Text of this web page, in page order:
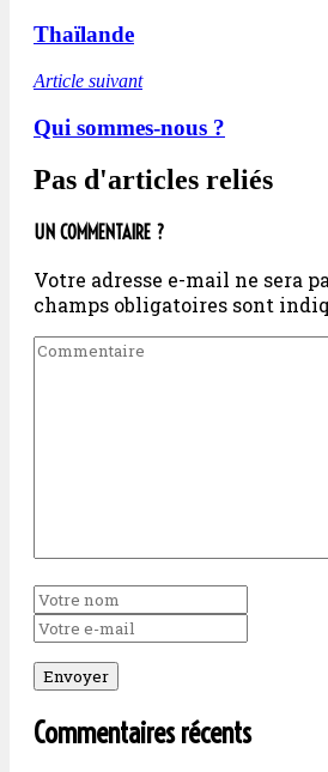
Thaïlande
Article suivant
Qui sommes-nous ?
Pas d'articles reliés
UN COMMENTAIRE ?
Votre adresse e-mail ne sera
champs obligatoires sont
Commentaires récents